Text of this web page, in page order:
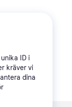
ID i
kräver vi
dina